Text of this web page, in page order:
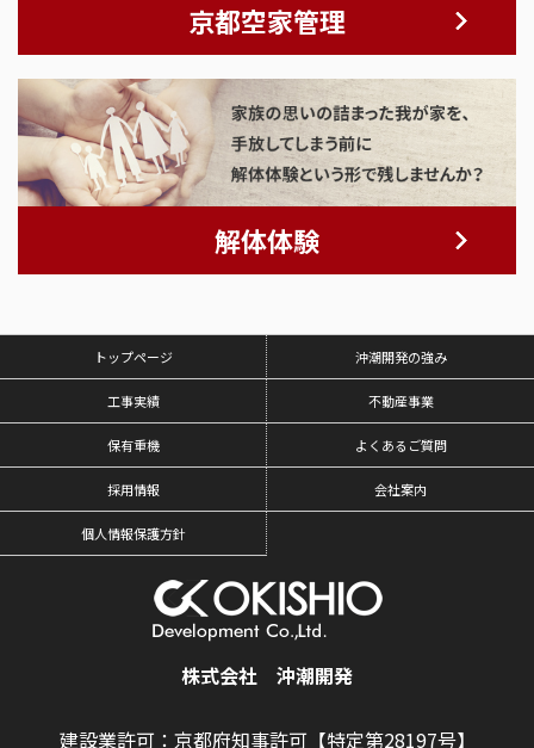
京都空家管理
解体体験
トップページ 沖潮開発の強み
工事実績 不動産事業
保有重機 よくあるご質問
採用情報 会社案内
個人情報保護方針
株式会社 沖潮開発
建設業許可：京都府知事許可【特定第28197号】